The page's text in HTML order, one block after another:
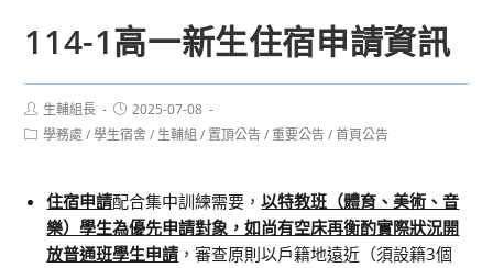
114-1高一新生住宿申請資訊
Post
author:
生輔組長
Post
published:
2025-07-08
Post學務處 / 學生宿舍 / 生輔組 / 置頂公告 / 重要公告 / 首頁公告
住宿申請配合集中訓練需要，以特教班（體育、美術、音
樂）學生為優先申請對象，如尚有空床再衡酌實際狀況開
放普通班學生申請 ，審查原則以戶籍地遠近（須設籍3個